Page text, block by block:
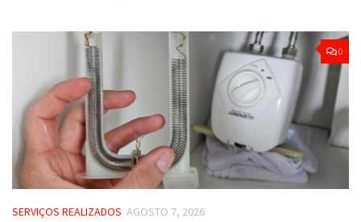
0
SERVIÇOS REALIZADOS AGOSTO 7, 2026